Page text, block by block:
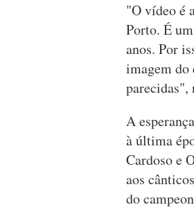
"O vídeo é
Porto. É
anos. Por
imagem do
parecidas",
A
à última
Cardoso e
aos
do